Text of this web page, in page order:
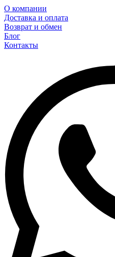
О компании
Доставка и оплата
Возврат и обмен
Блог
Контакты